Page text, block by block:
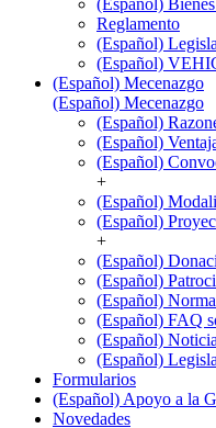
(Español)
Reglamento
(Español)
(Español)
(Español) Mecenazgo
(Español) Mecenazgo
(Español)
(Español)
(Español)
+
(Español)
(Español)
+
(Español)
(Español)
(Español)
(Español) FAQ
(Español)
(Español)
Formularios
(Español) Apoyo a la
Novedades